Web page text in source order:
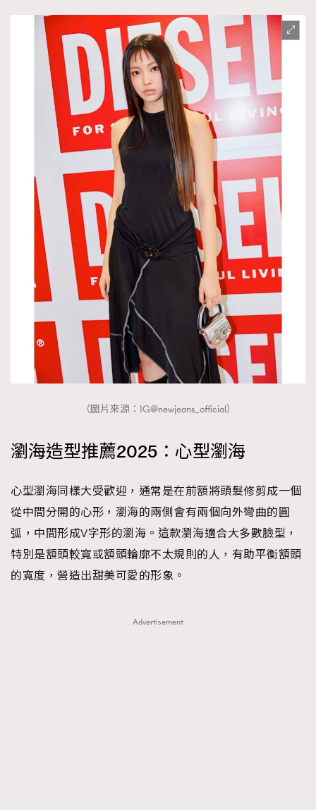
（圖片來源：IG@newjeans_official）
瀏海造型推薦2025：心型瀏海
心型瀏海同樣大受歡迎，通常是在前額將頭髮修剪成一個
從中間分開的心形，瀏海的兩側會有兩個向外彎曲的圓
弧，中間形成V字形的瀏海。這款瀏海適合大多數臉型，
特別是額頭較寬或額頭輪廓不太規則的人，有助平衡額頭
的寬度，營造出甜美可愛的形象。
Advertisement